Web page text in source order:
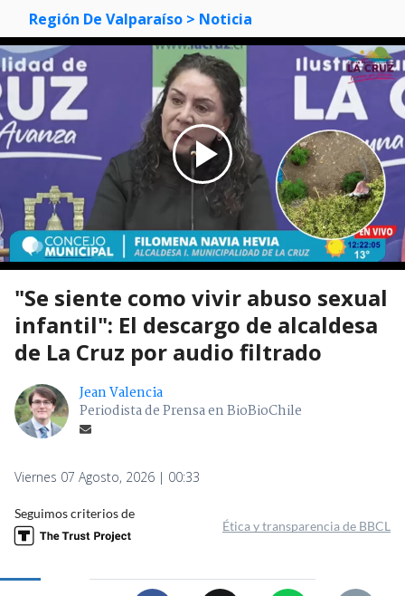
Región De Valparaíso > Noticia
"Se siente como vivir abuso sexual
infantil": El descargo de alcaldesa
de La Cruz por audio filtrado
Jean Valencia
Periodista de Prensa en BioBioChile
Viernes 07 Agosto, 2026 | 00:33
Seguimos criterios de
Ética y transparencia de BBCL